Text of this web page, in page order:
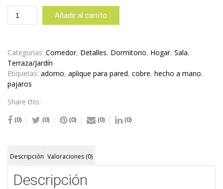
Móvil
vertical
Añadir al carrito
Categorías: Comedor, Detalles, Dormitorio, Hogar, Sala,
Terraza/Jardín
Etiquetas: adorno, aplique para pared, cobre, hecho a mano,
pajaros
Share this:
(0) (0) (0) (0) (0)
Descripción Valoraciones (0)
Descripción